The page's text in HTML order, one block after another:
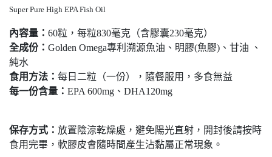
Super Pure High EPA Fish Oil
內容量： 60粒，每粒830毫克（含膠囊230毫克）
全成份： Golden Omega專利溯源魚油、明膠(魚膠)、甘油 、
純水
食用方法： 每日二粒（一份），隨餐服用，多食無益
每一份含量： EPA 600mg、DHA120mg
保存方式： 放置陰涼乾燥處，避免陽光直射，開封後請按時
食用完畢，軟膠皮會隨時間產生沾黏屬正常現象。